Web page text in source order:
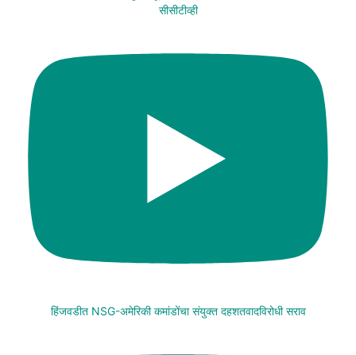
सीसीटीव्ही
हिंजवडीत NSG-अमेरिकी कमांडोंचा संयुक्त दहशतवादविरोधी सराव